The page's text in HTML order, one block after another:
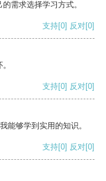
需求选择学习方式。
支持[0] 反对[0]
支持[0] 反对[0]
能够学到实用的知识。
支持[0] 反对[0]